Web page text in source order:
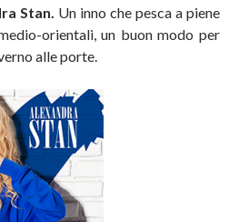
Stan. Un inno che pesca a piene
orientali, un buon modo per
alle porte.